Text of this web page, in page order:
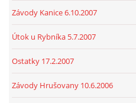
Závody Kanice 6.10.2007
Útok u Rybníka 5.7.2007
Ostatky 17.2.2007
Závody Hrušovany 10.6.2006